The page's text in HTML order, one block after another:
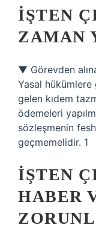
İŞTEN
ZAMAN
▼ Görevden
Yasal
gelen kıdem
ödemeleri
sözleşmenin
geçmemelidir. 1
İŞTEN
HABER